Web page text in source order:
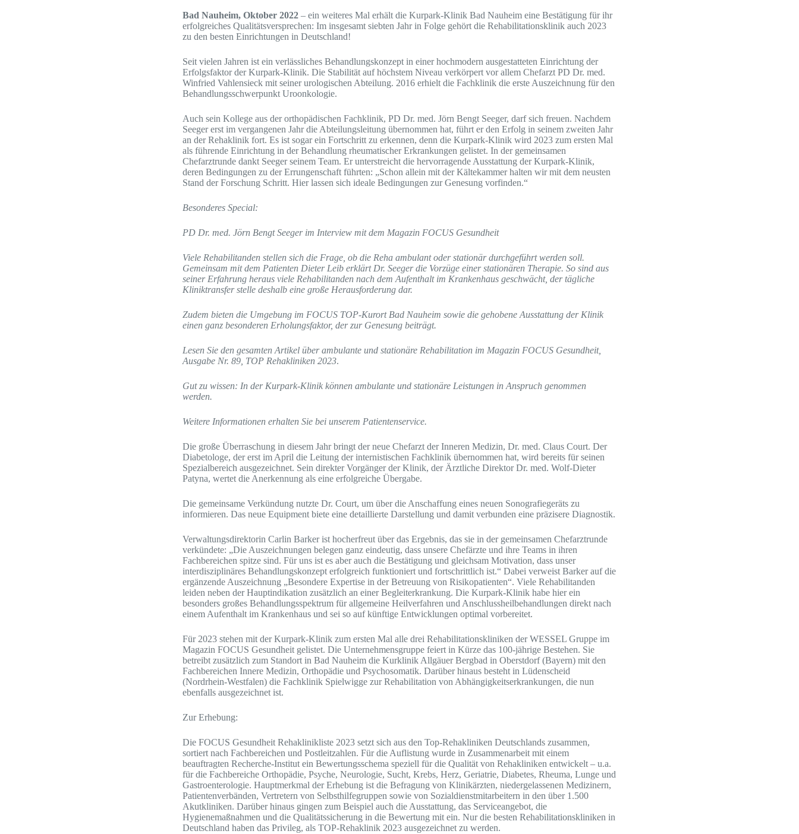
Bad Nauheim, Oktober 2022 – ein weiteres Mal erhält die Kurpark-Klinik Bad Nauheim eine Bestätigung für ihr
erfolgreiches Qualitätsversprechen: Im insgesamt siebten Jahr in Folge gehört die Rehabilitationsklinik auch 2023
zu den besten Einrichtungen in Deutschland!
Seit vielen Jahren ist ein verlässliches Behandlungskonzept in einer hochmodern ausgestatteten Einrichtung der
Erfolgsfaktor der Kurpark-Klinik. Die Stabilität auf höchstem Niveau verkörpert vor allem Chefarzt PD Dr. med.
Winfried Vahlensieck mit seiner urologischen Abteilung. 2016 erhielt die Fachklinik die erste Auszeichnung für den
Behandlungsschwerpunkt Uroonkologie.
Auch sein Kollege aus der orthopädischen Fachklinik, PD Dr. med. Jörn Bengt Seeger, darf sich freuen. Nachdem
Seeger erst im vergangenen Jahr die Abteilungsleitung übernommen hat, führt er den Erfolg in seinem zweiten Jahr
an der Rehaklinik fort. Es ist sogar ein Fortschritt zu erkennen, denn die Kurpark-Klinik wird 2023 zum ersten Mal
als führende Einrichtung in der Behandlung rheumatischer Erkrankungen gelistet. In der gemeinsamen
Chefarztrunde dankt Seeger seinem Team. Er unterstreicht die hervorragende Ausstattung der Kurpark-Klinik,
deren Bedingungen zu der Errungenschaft führten: „Schon allein mit der Kältekammer halten wir mit dem neusten
Stand der Forschung Schritt. Hier lassen sich ideale Bedingungen zur Genesung vorfinden.“
Besonderes Special:
PD Dr. med. Jörn Bengt Seeger im Interview mit dem Magazin FOCUS Gesundheit
Viele Rehabilitanden stellen sich die Frage, ob die Reha ambulant oder stationär durchgeführt werden soll.
Gemeinsam mit dem Patienten Dieter Leib erklärt Dr. Seeger die Vorzüge einer stationären Therapie. So sind aus
seiner Erfahrung heraus viele Rehabilitanden nach dem Aufenthalt im Krankenhaus geschwächt, der tägliche
Kliniktransfer stelle deshalb eine große Herausforderung dar.
Zudem bieten die Umgebung im FOCUS TOP-Kurort Bad Nauheim sowie die gehobene Ausstattung der Klinik
einen ganz besonderen Erholungsfaktor, der zur Genesung beiträgt.
Lesen Sie den gesamten Artikel über ambulante und stationäre Rehabilitation im Magazin FOCUS Gesundheit,
Ausgabe Nr. 89, TOP Rehakliniken 2023.
Gut zu wissen: In der Kurpark-Klinik können ambulante und stationäre Leistungen in Anspruch genommen
werden.
Weitere Informationen erhalten Sie bei unserem Patientenservice.
Die große Überraschung in diesem Jahr bringt der neue Chefarzt der Inneren Medizin, Dr. med. Claus Court. Der
Diabetologe, der erst im April die Leitung der internistischen Fachklinik übernommen hat, wird bereits für seinen
Spezialbereich ausgezeichnet. Sein direkter Vorgänger der Klinik, der Ärztliche Direktor Dr. med. Wolf-Dieter
Patyna, wertet die Anerkennung als eine erfolgreiche Übergabe.
Die gemeinsame Verkündung nutzte Dr. Court, um über die Anschaffung eines neuen Sonografiegeräts zu
informieren. Das neue Equipment biete eine detaillierte Darstellung und damit verbunden eine präzisere Diagnostik.
Verwaltungsdirektorin Carlin Barker ist hocherfreut über das Ergebnis, das sie in der gemeinsamen Chefarztrunde
verkündete: „Die Auszeichnungen belegen ganz eindeutig, dass unsere Chefärzte und ihre Teams in ihren
Fachbereichen spitze sind. Für uns ist es aber auch die Bestätigung und gleichsam Motivation, dass unser
interdisziplinäres Behandlungskonzept erfolgreich funktioniert und fortschrittlich ist.“ Dabei verweist Barker auf die
ergänzende Auszeichnung „Besondere Expertise in der Betreuung von Risikopatienten“. Viele Rehabilitanden
leiden neben der Hauptindikation zusätzlich an einer Begleiterkrankung. Die Kurpark-Klinik habe hier ein
besonders großes Behandlungsspektrum für allgemeine Heilverfahren und Anschlussheilbehandlungen direkt nach
einem Aufenthalt im Krankenhaus und sei so auf künftige Entwicklungen optimal vorbereitet.
Für 2023 stehen mit der Kurpark-Klinik zum ersten Mal alle drei Rehabilitationskliniken der WESSEL Gruppe im
Magazin FOCUS Gesundheit gelistet. Die Unternehmensgruppe feiert in Kürze das 100-jährige Bestehen. Sie
betreibt zusätzlich zum Standort in Bad Nauheim die Kurklinik Allgäuer Bergbad in Oberstdorf (Bayern) mit den
Fachbereichen Innere Medizin, Orthopädie und Psychosomatik. Darüber hinaus besteht in Lüdenscheid
(Nordrhein-Westfalen) die Fachklinik Spielwigge zur Rehabilitation von Abhängigkeitserkrankungen, die nun
ebenfalls ausgezeichnet ist.
Zur Erhebung:
Die FOCUS Gesundheit Rehaklinikliste 2023 setzt sich aus den Top-Rehakliniken Deutschlands zusammen,
sortiert nach Fachbereichen und Postleitzahlen. Für die Auflistung wurde in Zusammenarbeit mit einem
beauftragten Recherche-Institut ein Bewertungsschema speziell für die Qualität von Rehakliniken entwickelt – u.a.
für die Fachbereiche Orthopädie, Psyche, Neurologie, Sucht, Krebs, Herz, Geriatrie, Diabetes, Rheuma, Lunge und
Gastroenterologie. Hauptmerkmal der Erhebung ist die Befragung von Klinikärzten, niedergelassenen Medizinern,
Patientenverbänden, Vertretern von Selbsthilfegruppen sowie von Sozialdienstmitarbeitern in den über 1.500
Akutkliniken. Darüber hinaus gingen zum Beispiel auch die Ausstattung, das Serviceangebot, die
Hygienemaßnahmen und die Qualitätssicherung in die Bewertung mit ein. Nur die besten Rehabilitationskliniken in
Deutschland haben das Privileg, als TOP-Rehaklinik 2023 ausgezeichnet zu werden.